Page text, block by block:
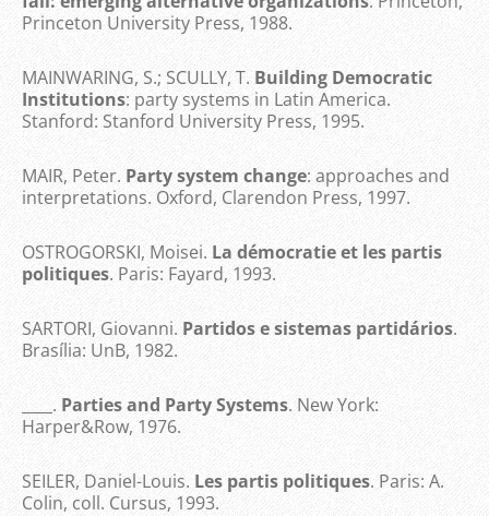
Princeton University Press, 1988.
MAINWARING, S.; SCULLY, T. Building Democratic
Institutions: party systems in Latin America.
Stanford: Stanford University Press, 1995.
MAIR, Peter. Party system change: approaches and
interpretations. Oxford, Clarendon Press, 1997.
OSTROGORSKI, Moisei. La démocratie et les partis
politiques. Paris: Fayard, 1993.
SARTORI, Giovanni. Partidos e sistemas partidários.
Brasília: UnB, 1982.
____. Parties and Party Systems. New York:
Harper&Row, 1976.
SEILER, Daniel-Louis. Les partis politiques. Paris: A.
Colin, coll. Cursus, 1993.